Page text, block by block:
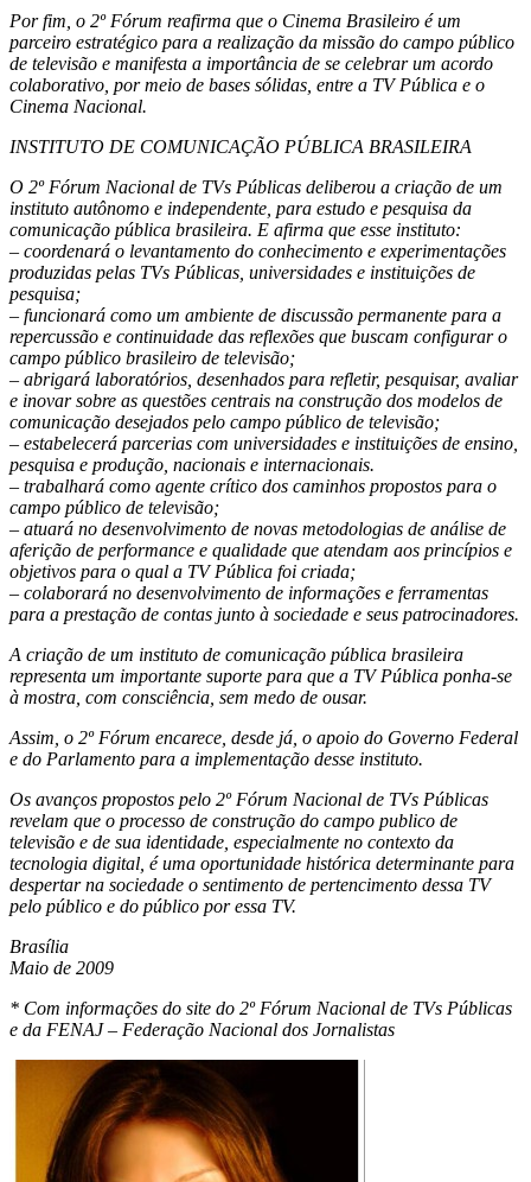
Por fim, o 2º Fórum reafirma que o Cinema Brasileiro é um
parceiro estratégico para a realização da missão do campo público
de televisão e manifesta a importância de se celebrar um acordo
colaborativo, por meio de bases sólidas, entre a TV Pública e o
Cinema Nacional.
INSTITUTO DE COMUNICAÇÃO PÚBLICA BRASILEIRA
O 2º Fórum Nacional de TVs Públicas deliberou a criação de um
instituto autônomo e independente, para estudo e pesquisa da
comunicação pública brasileira. E afirma que esse instituto:
– coordenará o levantamento do conhecimento e experimentações
produzidas pelas TVs Públicas, universidades e instituições de
pesquisa;
– funcionará como um ambiente de discussão permanente para a
repercussão e continuidade das reflexões que buscam configurar o
campo público brasileiro de televisão;
– abrigará laboratórios, desenhados para refletir, pesquisar, avaliar
e inovar sobre as questões centrais na construção dos modelos de
comunicação desejados pelo campo público de televisão;
– estabelecerá parcerias com universidades e instituições de ensino,
pesquisa e produção, nacionais e internacionais.
– trabalhará como agente crítico dos caminhos propostos para o
campo público de televisão;
– atuará no desenvolvimento de novas metodologias de análise de
aferição de performance e qualidade que atendam aos princípios e
objetivos para o qual a TV Pública foi criada;
– colaborará no desenvolvimento de informações e ferramentas
para a prestação de contas junto à sociedade e seus patrocinadores.
A criação de um instituto de comunicação pública brasileira
representa um importante suporte para que a TV Pública ponha-se
à mostra, com consciência, sem medo de ousar.
Assim, o 2º Fórum encarece, desde já, o apoio do Governo Federal
e do Parlamento para a implementação desse instituto.
Os avanços propostos pelo 2º Fórum Nacional de TVs Públicas
revelam que o processo de construção do campo publico de
televisão e de sua identidade, especialmente no contexto da
tecnologia digital, é uma oportunidade histórica determinante para
despertar na sociedade o sentimento de pertencimento dessa TV
pelo público e do público por essa TV.
Brasília
Maio de 2009
* Com informações do site do 2º Fórum Nacional de TVs Públicas
e da FENAJ – Federação Nacional dos Jornalistas